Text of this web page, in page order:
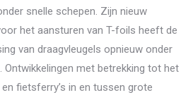
snelle schepen. Zijn nieuw
het aansturen van T-foils heeft de
van draagvleugels opnieuw onder
Ontwikkelingen met betrekking tot het
fietsferry’s in en tussen grote